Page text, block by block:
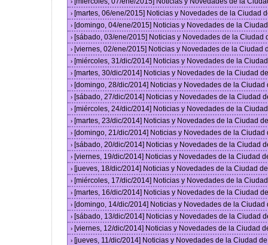
›
› [martes, 06/ene/2015] Noticias y Novedades de la Ciudad
› [domingo, 04/ene/2015] Noticias y Novedades de la
› [sábado, 03/ene/2015] Noticias y Novedades de la Ciudad
› [viernes, 02/ene/2015] Noticias y Novedades de la Ciudad
› [miércoles, 31/dic/2014] Noticias y Novedades de la
› [martes, 30/dic/2014] Noticias y Novedades de la Ciudad
› [domingo, 28/dic/2014] Noticias y Novedades de la
› [sábado, 27/dic/2014] Noticias y Novedades de la Ciudad
› [miércoles, 24/dic/2014] Noticias y Novedades de la
› [martes, 23/dic/2014] Noticias y Novedades de la Ciudad
› [domingo, 21/dic/2014] Noticias y Novedades de la
› [sábado, 20/dic/2014] Noticias y Novedades de la Ciudad
› [viernes, 19/dic/2014] Noticias y Novedades de la Ciudad
› [jueves, 18/dic/2014] Noticias y Novedades de la Ciudad
› [miércoles, 17/dic/2014] Noticias y Novedades de la
› [martes, 16/dic/2014] Noticias y Novedades de la Ciudad
› [domingo, 14/dic/2014] Noticias y Novedades de la
› [sábado, 13/dic/2014] Noticias y Novedades de la Ciudad
› [viernes, 12/dic/2014] Noticias y Novedades de la Ciudad
› [jueves, 11/dic/2014] Noticias y Novedades de la Ciudad